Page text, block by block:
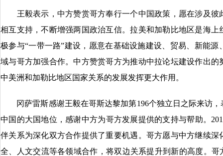
王毅表示，中方赞赏哥方奉行一个中国政策，愿在涉及彼
相互支持，不断增强两国政治互信。拉美和加勒比地区是海
极参与“一带一路”建设，愿意在基础设施建设、贸易、新能
域与哥方加强合作。中方赞赏哥方为推动中拉论坛建设作出
中美洲和加勒比地区国家关系的发展发挥更大作用。
冈萨雷斯感谢王毅在哥斯达黎加第196个独立日之际来访，
中国的大国地位，感谢中方为哥方发展提供的支持与帮助。
伴关系为深化双方合作提供了重要机遇。哥方愿与中方继续
全、人文交流等各领域合作，将双边关系提升到新的高度。